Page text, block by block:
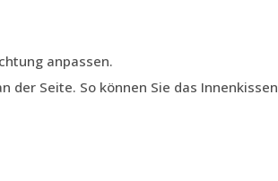
anpassen.
der Seite. So können Sie das Innenkissen